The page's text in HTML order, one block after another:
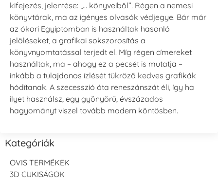
kifejezés, jelentése: „… könyveiből”. Régen a nemesi
könyvtárak, ma az igényes olvasók védjegye. Bár már
az ókori Egyiptomban is használtak hasonló
jelöléseket, a grafikai sokszorosítás a
könyvnyomtatással terjedt el. Míg régen címereket
használtak, ma – ahogy ez a pecsét is mutatja –
inkább a tulajdonos ízlését tükröző kedves grafikák
hódítanak. A szecesszió óta reneszánszát éli, így ha
ilyet használsz, egy gyönyörű, évszázados
hagyományt viszel tovább modern köntösben.
Kategóriák
OVIS TERMÉKEK
3D CUKISÁGOK